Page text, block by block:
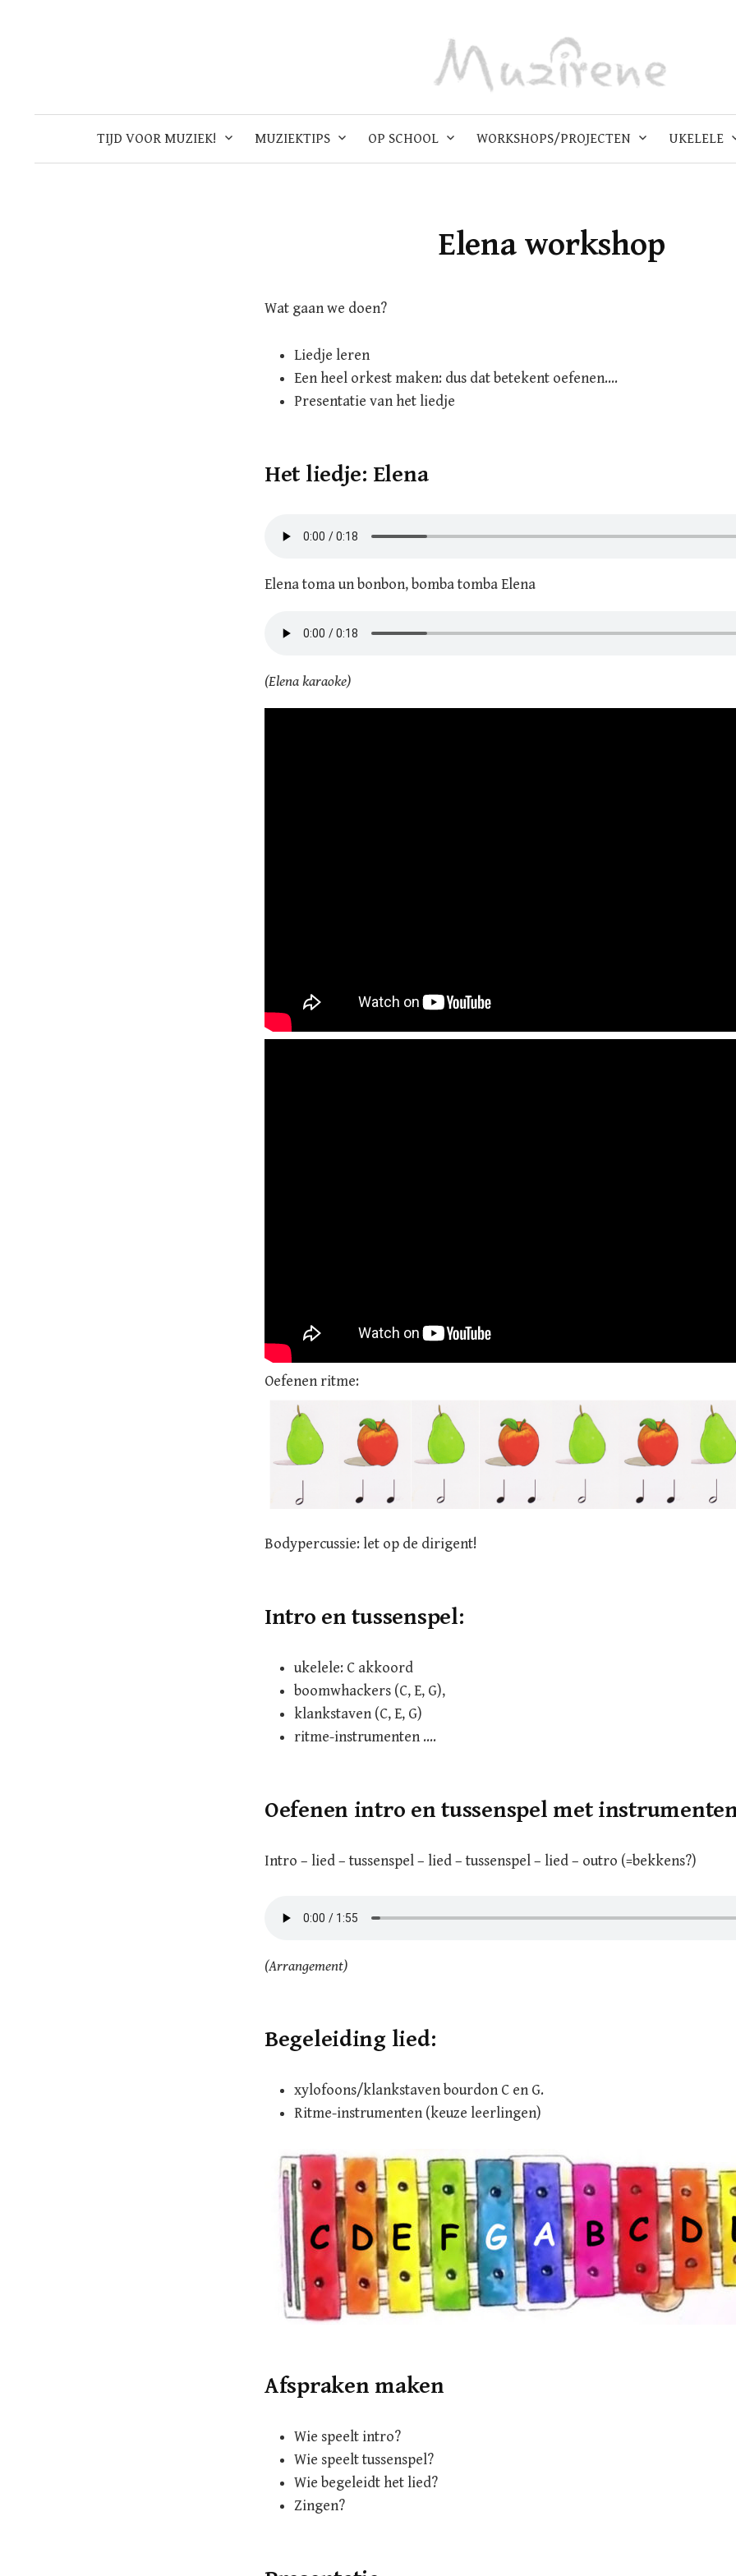
TIJD VOOR MUZIEK! MUZIEKTIPS OP SCHOOL WORKSHOPS/PROJECTEN UKELELE
Elena workshop
Wat gaan we doen?
Liedje leren
Een heel orkest maken: dus dat betekent oefenen….
Presentatie van het liedje
Het liedje: Elena
Elena toma un bonbon, bomba tomba Elena
(Elena karaoke)
Oefenen ritme:
Bodypercussie: let op de dirigent!
Intro en tussenspel:
ukelele: C akkoord
boomwhackers (C, E, G),
klankstaven (C, E, G)
ritme-instrumenten ….
Oefenen intro en tussenspel met
Intro – lied – tussenspel – lied – tussenspel – lied – outro (=bekkens?)
(Arrangement)
Begeleiding lied:
xylofoons/klankstaven bourdon C en G.
Ritme-instrumenten (keuze leerlingen)
Afspraken maken
Wie speelt intro?
Wie speelt tussenspel?
Wie begeleidt het lied?
Zingen?